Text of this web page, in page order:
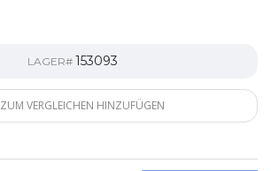
LAGER# 153093
ZUM VERGLEICHEN HINZUFÜGEN